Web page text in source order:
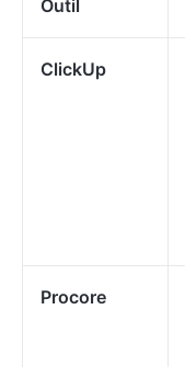
Outil
ClickUp
Procore